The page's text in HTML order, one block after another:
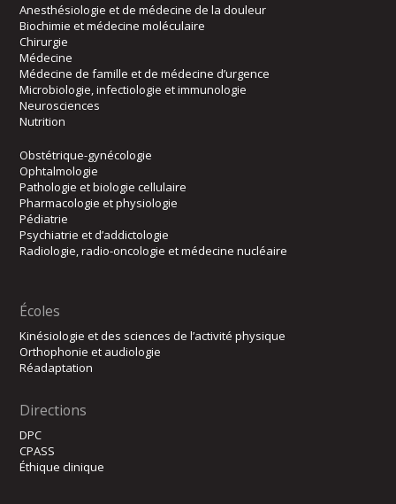
Anesthésiologie et de médecine de la douleur
Biochimie et médecine moléculaire
Chirurgie
Médecine
Médecine de famille et de médecine d’urgence
Microbiologie, infectiologie et immunologie
Neurosciences
Nutrition
Obstétrique-gynécologie
Ophtalmologie
Pathologie et biologie cellulaire
Pharmacologie et physiologie
Pédiatrie
Psychiatrie et d’addictologie
Radiologie, radio-oncologie et médecine nucléaire
Écoles
Kinésiologie et des sciences de l’activité physique
Orthophonie et audiologie
Réadaptation
Directions
DPC
CPASS
Éthique clinique